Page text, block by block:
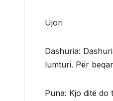
Ujori
Dashuria:
lumturi. Për
Puna: Kjo ditë